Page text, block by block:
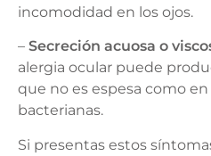
incomodidad en los ojos.
– Secreción acuosa o
alergia ocular puede
que no es espesa como
bacterianas.
Si presentas estos